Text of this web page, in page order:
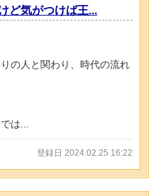
ど気がつけば王...
の人と関わり、時代の流れ
は...
登録日 2024.02.25 16:22